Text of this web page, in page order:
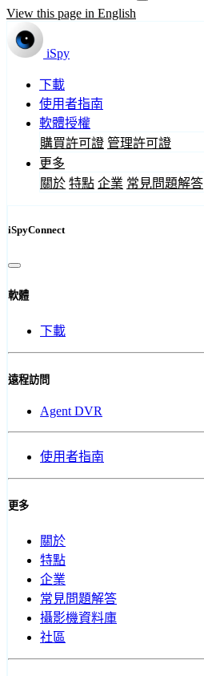
View this page in English
iSpy
下載
使用者指南
軟體授權
購買許可證 管理許可證
更多
關於 特點 企業 常見問題解答
iSpyConnect
軟體
下載
遠程訪問
Agent DVR
使用者指南
更多
關於
特點
企業
常見問題解答
攝影機資料庫
社區